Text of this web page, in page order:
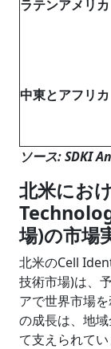
ラテンアメリカ
中東とアフリカ
ソース: SDKI
北米にお
場)の市場
北米のCell
技術市場)は、
アで世界市場
の成長は、地
て支えられてい